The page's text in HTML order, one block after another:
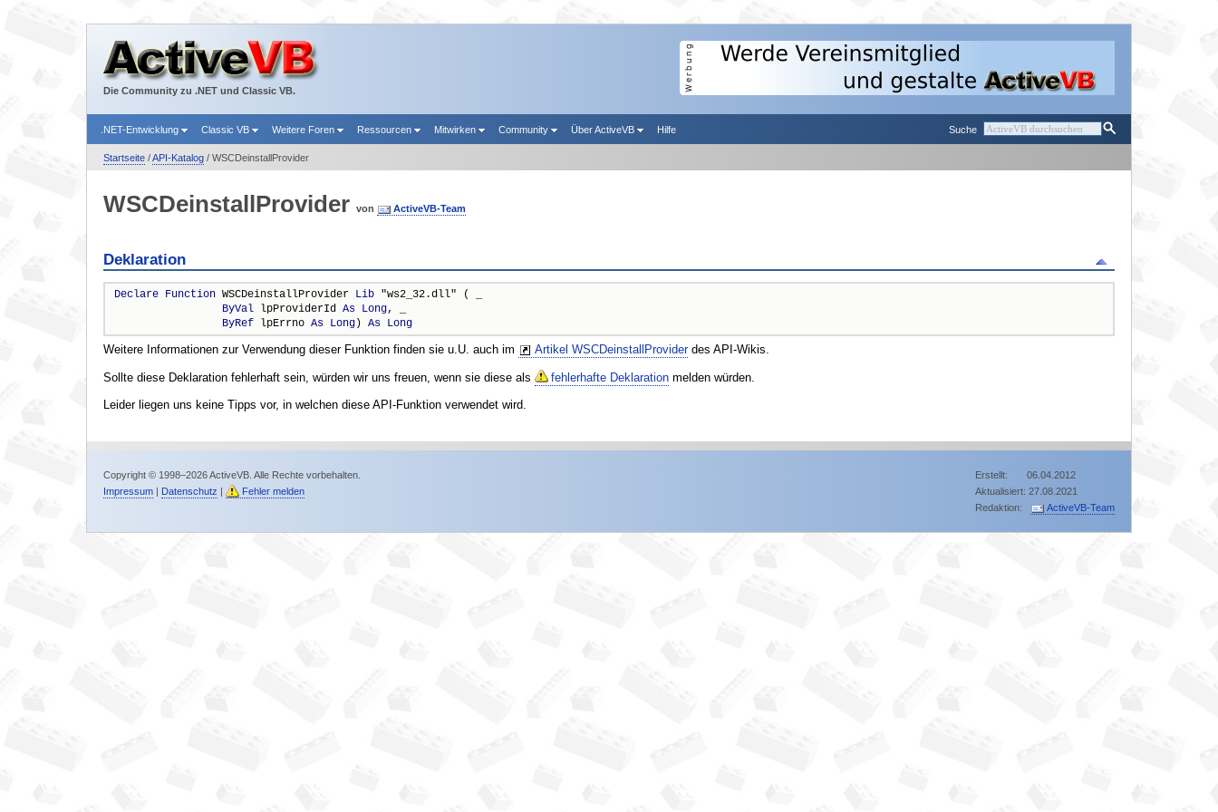
Die Community zu .NET und Classic VB.
Suche
.NET-Entwicklung Classic VB Weitere Foren Ressourcen Mitwirken Community Über ActiveVB Hilfe
Startseite/API-Katalog/ WSCDeinstallProvider
WSCDeinstallProvider von ActiveVB-Team
Deklaration
Declare Function WSCDeinstallProvider Lib "ws2_32.dll" ( _
ByVal lpProviderId As Long, _
ByRef lpErrno As Long) As Long
Weitere Informationen zur Verwendung dieser Funktion finden sie u.U. auch im Artikel WSCDeinstallProviderdes API-Wikis.
Sollte diese Deklaration fehlerhaft sein, würden wir uns freuen, wenn sie diese als fehlerhafte Deklarationmelden würden.
Leider liegen uns keine Tipps vor, in welchen diese API-Funktion verwendet wird.
Erstellt: 06.04.2012
Aktualisiert: 27.08.2021
Redaktion:
ActiveVB-Team
Copyright © 1998–2026 ActiveVB. Alle Rechte vorbehalten.
Impressum| Datenschutz Fehler melden